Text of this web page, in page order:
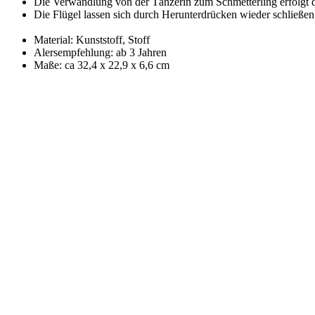
Die Flügel lassen sich durch Herunterdrücken wieder schließen
Material: Kunststoff, Stoff
Alersempfehlung: ab 3 Jahren
Maße: ca 32,4 x 22,9 x 6,6 cm